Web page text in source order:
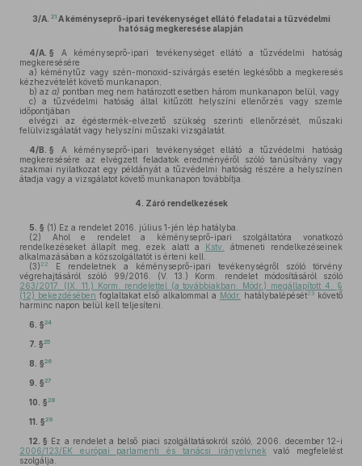
3/A. 21A kéményseprő-ipari tevékenységet ellátó feladatai a tűzvédelmi
hatóság megkeresése alapján
4/A. § A kéményseprő-ipari tevékenységet ellátó a tűzvédelmi hatóság
megkeresésére
a) kéménytűz vagy szén-monoxid-szivárgás esetén legkésőbb a megkeresés
kézhezvételét követő munkanapon,
b) az a) pontban meg nem határozott esetben három munkanapon belül, vagy
c) a tűzvédelmi hatóság által kitűzött helyszíni ellenőrzés vagy szemle
időpontjában
elvégzi az égéstermék-elvezető szükség szerinti ellenőrzését, műszaki
felülvizsgálatát vagy helyszíni műszaki vizsgálatát.
4/B. § A kéményseprő-ipari tevékenységet ellátó a tűzvédelmi hatóság
megkeresésére az elvégzett feladatok eredményéről szóló tanúsítvány vagy
szakmai nyilatkozat egy példányát a tűzvédelmi hatóság részére a helyszínen
átadja vagy a vizsgálatot követő munkanapon továbbítja.
4. Záró rendelkezések
5. § (1) Ez a rendelet 2016. július 1-jén lép hatályba.
(2) Ahol e rendelet a kéményseprő-ipari szolgáltatóra vonatkozó
rendelkezéseket állapít meg, ezek alatt a
Kstv.
átmeneti rendelkezéseinek
alkalmazásában a közszolgáltatót is érteni kell.
(3) 22
E rendeletnek a kéményseprő-ipari tevékenységről szóló törvény
végrehajtásáról szóló 99/2016. (V. 13.) Korm. rendelet módosításáról szóló
263/2017. (IX. 11.) Korm. rendelettel (a továbbiakban: Módr.) megállapított 4. §
(12) bekezdésében foglaltakat első alkalommal a Módr. hatálybalépését23követő
harminc napon belül kell teljesíteni.
6. §24
7. §25
8. §26
9. §27
10. §28
11. §29
12. § Ez a rendelet a belső piaci szolgáltatásokról szóló, 2006. december 12-i
2006/123/EK európai parlamenti és tanácsi irányelvnek való megfelelést
szolgálja.